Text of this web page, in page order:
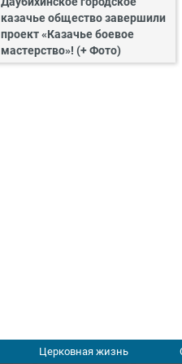
казачье общество завершили
проект «Казачье боевое
мастерство»! (+ Фото)
Церковная жизнь